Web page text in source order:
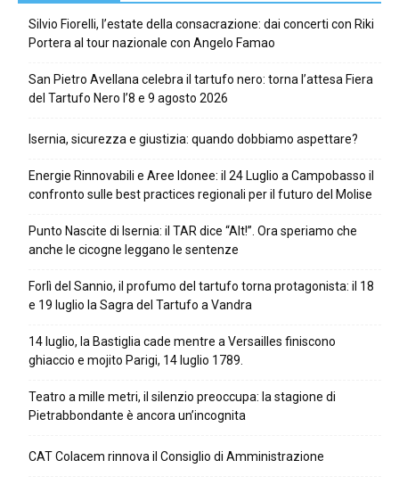
Silvio Fiorelli, l’estate della consacrazione: dai concerti con Riki
Portera al tour nazionale con Angelo Famao
San Pietro Avellana celebra il tartufo nero: torna l’attesa Fiera
del Tartufo Nero l’8 e 9 agosto 2026
Isernia, sicurezza e giustizia: quando dobbiamo aspettare?
Energie Rinnovabili e Aree Idonee: il 24 Luglio a Campobasso il
confronto sulle best practices regionali per il futuro del Molise
Punto Nascite di Isernia: il TAR dice “Alt!”. Ora speriamo che
anche le cicogne leggano le sentenze
Forlì del Sannio, il profumo del tartufo torna protagonista: il 18
e 19 luglio la Sagra del Tartufo a Vandra
14 luglio, la Bastiglia cade mentre a Versailles finiscono
ghiaccio e mojito Parigi, 14 luglio 1789.
Teatro a mille metri, il silenzio preoccupa: la stagione di
Pietrabbondante è ancora un’incognita
CAT Colacem rinnova il Consiglio di Amministrazione